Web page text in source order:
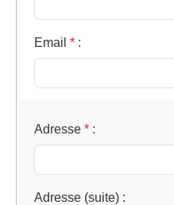
Email * :
Adresse * :
Adresse (suite) :